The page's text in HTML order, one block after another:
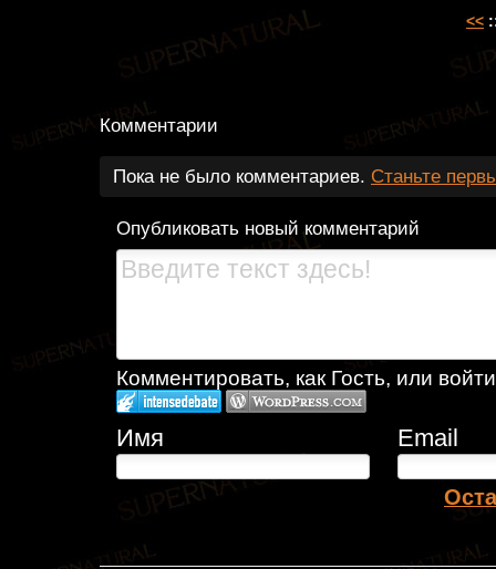
<<
Комментарии
Пока не было комментариев. Станьте
Опубликовать новый комментарий
Комментировать, как Гость, или
Имя Email